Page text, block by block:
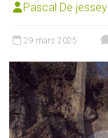
Pascal De jessey
29 mars 2025